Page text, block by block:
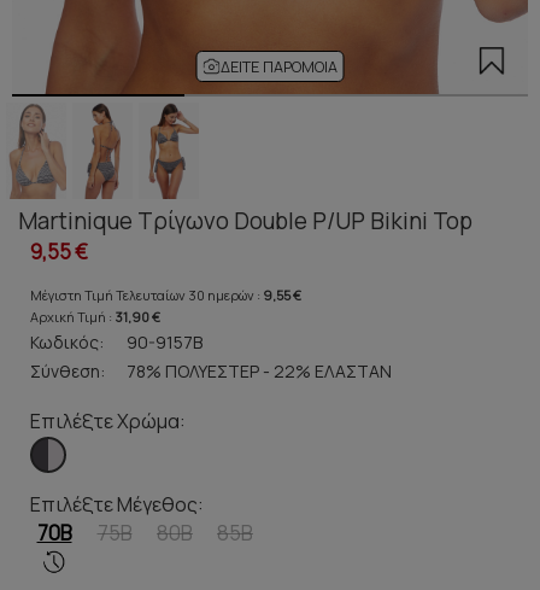
ΔΕΊΤΕ ΠΑΡΌΜΟΙΑ
Martinique Τρίγωνο Double P/UP Bikini Top
9,55 €
Μέγιστη Τιμή Τελευταίων 30 ημερών : 9,55 €
Αρχική Τιμή : 31,90 €
Κωδικός:
90-9157B
Σύνθεση:
78% ΠΟΛΥΕΣΤΕΡ - 22% ΕΛΑΣΤΑΝ
Επιλέξτε Χρώμα:
Επιλέξτε Μέγεθος:
70B 75B 80B 85B